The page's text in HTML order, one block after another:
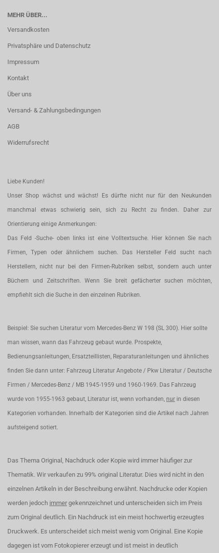
MEHR ÜBER...
Versandkosten
Privatsphäre und Datenschutz
Impressum
Kontakt
Über uns
Versand- & Zahlungsbedingungen
AGB
Widerrufsrecht
Liebe Kunden!
Unser Shop wächst und wächst! Es dürfte nicht nur für den Neukunden
manchmal etwas schwierig sein, sich zu Recht zu finden. Daher zur
Orientierung einige Anmerkungen:
Das Feld -Suche- oben links ist eine Volltextsuche. Hier können Sie nach
Firmen, Typen oder ähnlichem suchen. Das Hersteller Feld sucht nach
Herstellern, nicht nur bei den Firmen-Rubriken selbst, sondern auch unter
Büchern und Zeitschriften. Wenn Sie breit gefächerter suchen möchten,
empfiehlt sich die Suche in den einzelnen Rubriken.
Beispiel: Sie suchen Literatur vom Mercedes-Benz W 198 (SL 300). Hier sollte
man wissen, wann das Fahrzeug gebaut wurde. Prospekte,
Bedienungsanleitungen, Ersatzteillisten, Reparaturanleitungen und ähnliches
finden Sie dann unter: Fahrzeug Literatur Angebote / Pkw Literatur / Deutsche
Firmen / Mercedes-Benz / MB 1945-1959 und 1960-1969. Das Fahrzeug
wurde von 1955-1963 gebaut, Literatur ist, wenn vorhanden, nur in diesen
Kategorien vorhanden. Innerhalb der Kategorien sind die Artikel nach Jahren
aufsteigend sotiert.
Das Thema Original, Nachdruck oder Kopie wird immer häufiger zur
Thematik. Wir verkaufen zu 99% original Literatur. Dies wird nicht in den
einzelnen Artikeln in der Beschreibung erwähnt. Nachdrucke oder Kopien
werden jedoch immer gekennzeichnet und unterscheiden sich im Preis
zum Original deutlich. Ein Nachdruck ist ein meist hochwertig erzeugtes
Druckwerk. Es unterscheidet sich meist wenig vom Original. Eine Kopie
dagegen ist vom Fotokopierer erzeugt und ist meist in deutlich